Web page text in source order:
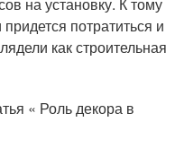
потратиться и
как строительная
« Роль декора в